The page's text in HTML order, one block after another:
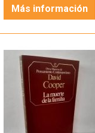
Más información